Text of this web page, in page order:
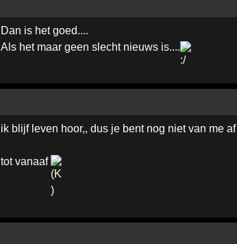
Dan is het goed....
Als het maar geen slecht nieuws is....
ik blijf leven hoor,, dus je bent nog niet van me af
tot vanaaf